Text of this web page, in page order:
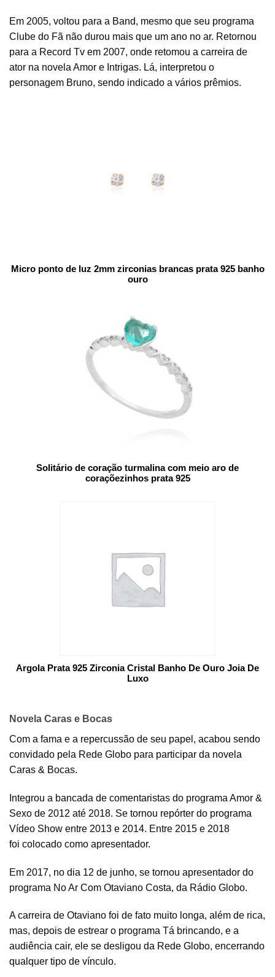
Em 2005, voltou para a Band, mesmo que seu programa
Clube do Fã não durou mais que um ano no ar. Retornou
para a Record Tv em 2007, onde retomou a carreira de
ator na novela Amor e Intrigas. Lá, interpretou o
personagem Bruno, sendo indicado a vários prêmios.
Micro ponto de luz 2mm zirconias brancas prata 925 banho
ouro
Solitário de coração turmalina com meio aro de
coraçõezinhos prata 925
Argola Prata 925 Zirconia Cristal Banho De Ouro Joia De
Luxo
Novela Caras e Bocas
Com a fama e a repercussão de seu papel, acabou sendo
convidado pela Rede Globo para participar da novela
Caras & Bocas.
Integrou a bancada de comentaristas do programa Amor &
Sexo de 2012 até 2018. Se tornou repórter do programa
Vídeo Show entre 2013 e 2014. Entre 2015 e 2018
foi colocado como apresentador.
Em 2017, no dia 12 de junho, se tornou apresentador do
programa No Ar Com Otaviano Costa, da Rádio Globo.
A carreira de Otaviano foi de fato muito longa, além de rica,
mas, depois de estrear o programa Tá brincando, e a
audiência cair, ele se desligou da Rede Globo, encerrando
qualquer tipo de vínculo.